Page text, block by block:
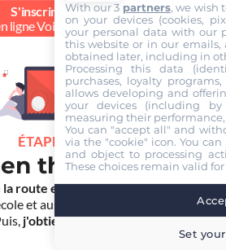
S'inscrire au
ligne Voiture 40.00 €
ÉTAPE 2
théorique
la route en ligne. Je suis aidé par les
et aussi par Mister Codes, mon
j'obtiens l'examen théorique
With our 3 partners, we wish
on your devices (cookies,
your personal data with our
this website or in our emails,
obtained later, including in
Processing this data
purchases, loyalty
allows developing and
your devices (including
measuring their
You can "accept all" and
via the "cookie" icon. You
and object to processing
These choices remain valid
Set